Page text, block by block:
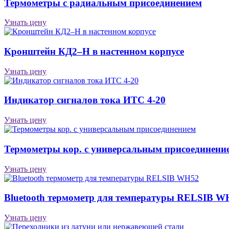
Термометры с радиальным присоединением
Узнать цену
Кронштейн КД2–Н в настенном корпусе
Узнать цену
Индикатор сигналов тока ИТС 4-20
Узнать цену
Термометры кор. с универсальным
Узнать цену
Bluetooth термометр для температуры RELSIB
Узнать цену